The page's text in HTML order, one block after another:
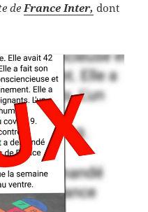
deFrance Inter, dont